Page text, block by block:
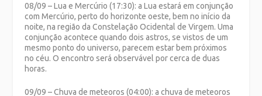
08/09 – Lua e Mercúrio (17:30): a Lua estará em conjunção
com Mercúrio, perto do horizonte oeste, bem no início da
noite, na região da Constelação Ocidental de Virgem. Uma
conjunção acontece quando dois astros, se vistos de um
mesmo ponto do universo, parecem estar bem próximos
no céu. O encontro será observável por cerca de duas
horas.
09/09 – Chuva de meteoros (04:00): a chuva de meteoros